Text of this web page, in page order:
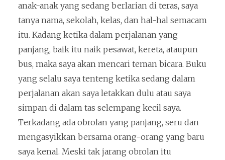
anak-anak yang sedang berlarian di teras, saya
tanya nama, sekolah, kelas, dan hal-hal semacam
itu. Kadang ketika dalam perjalanan yang
panjang, baik itu naik pesawat, kereta, ataupun
bus, maka saya akan mencari teman bicara. Buku
yang selalu saya tenteng ketika sedang dalam
perjalanan akan saya letakkan dulu atau saya
simpan di dalam tas selempang kecil saya.
Terkadang ada obrolan yang panjang, seru dan
mengasyikkan bersama orang-orang yang baru
saya kenal. Meski tak jarang obrolan itu